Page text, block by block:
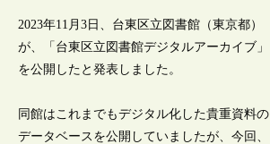
2023年11月3日、台東区立図書館（東京都）
が、「台東区立図書館デジタルアーカイブ」
を公開したと発表しました。
同館はこれまでもデジタル化した貴重資料の
データベースを公開していましたが、今回、